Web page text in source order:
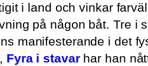
i land och vinkar
på någon båt. Tre i
manifesterande i det
Fyra i stavarhar han